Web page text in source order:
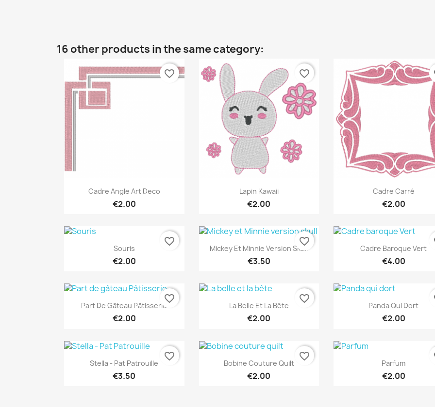
16 other products in the same category:
 Quick view
Cadre Angle Art Deco
€2.00
favorite_border
Quick view
Lapin Kawaii
€2.00
favorite_border
Quick view
Cadre Carré
€2.00
Quick view
Souris
€2.00
favorite_border Quick view
Mickey Et Minnie Version Skull
€3.50
favorite_border Quick view
Cadre Baroque Vert
€4.00
Quick view
Part De Gâteau Pâtisserie
€2.00
favorite_border Quick view
La Belle Et La Bête
€2.00
favorite_border Quick view
Panda Qui Dort
€2.00
 Quick view
Stella - Pat Patrouille
€3.50
favorite_border Quick view
Bobine Couture Quilt
€2.00
favorite_border Quick view
Parfum
€2.00